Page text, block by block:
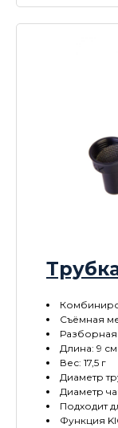
Съёмная
Разборная
Длина: 9 см
Вес: 17,5 г
Диаметр
Диаметр
Подходит
Функция